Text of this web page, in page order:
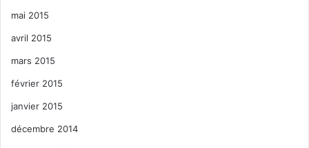
mai 2015
avril 2015
mars 2015
février 2015
janvier 2015
décembre 2014